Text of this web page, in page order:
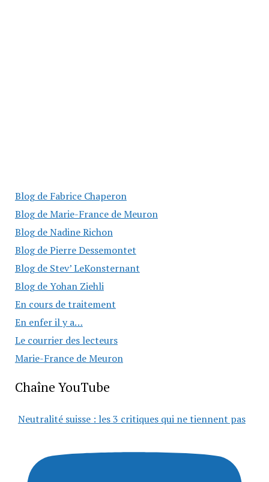
Blog de Fabrice Chaperon
Blog de Marie-France de Meuron
Blog de Nadine Richon
Blog de Pierre Dessemontet
Blog de Stev’ LeKonsternant
Blog de Yohan Ziehli
En cours de traitement
En enfer il y a…
Le courrier des lecteurs
Marie-France de Meuron
Chaîne YouTube
Neutralité suisse : les 3 critiques qui ne tiennent pas